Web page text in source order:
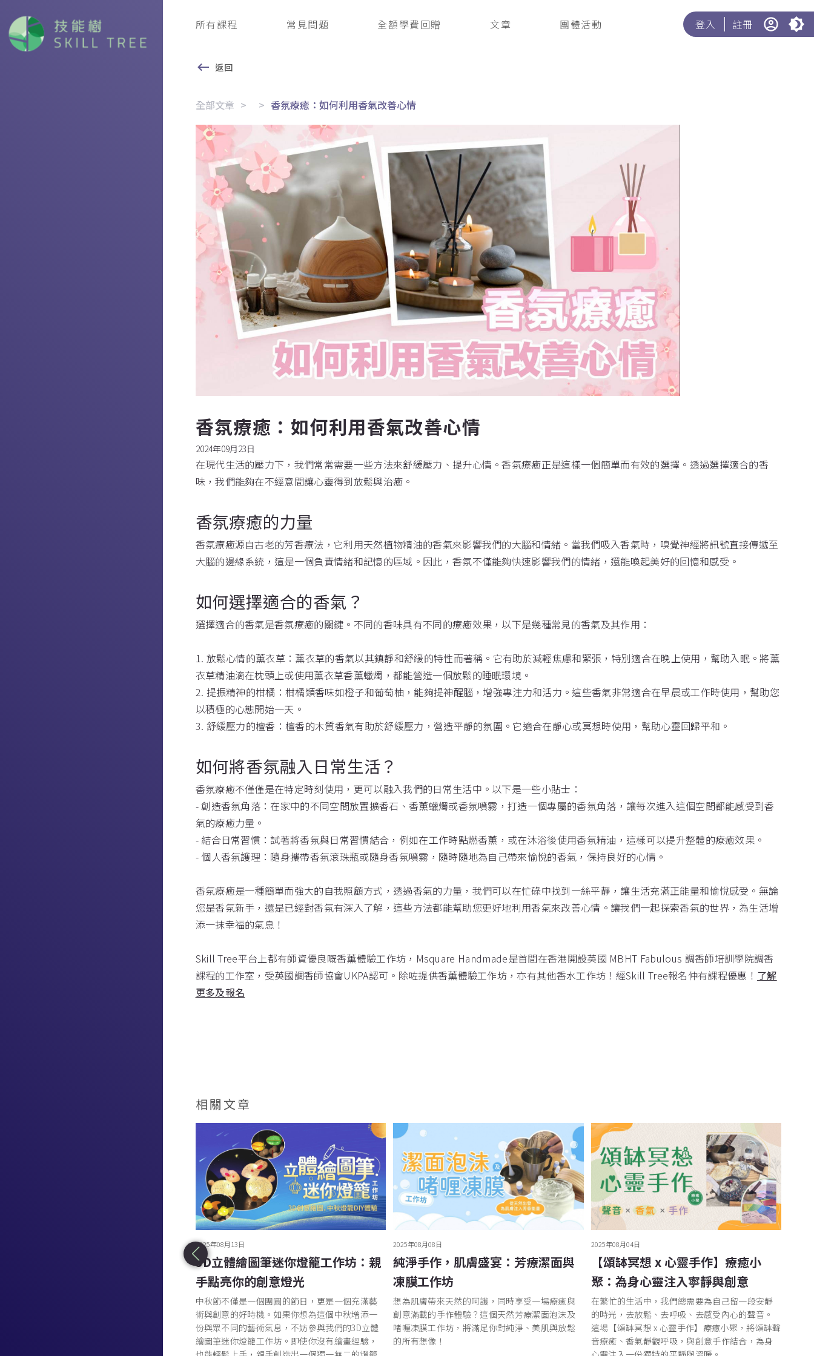
所有課程 常見問題 全額學費回贈 文章 團體活動 登入 註冊
返回
全部文章 香氛療癒：如何利用香氣改善心情
香氛療癒：如何利用香氣改善心情
2024年09月23日
在現代生活的壓力下，我們常常需要一些方法來舒緩壓力、提升心情。香氛療癒正是這樣一個簡單而有效的選擇。透過選擇適合的香
味，我們能夠在不經意間讓心靈得到放鬆與治癒。
香氛療癒的力量
香氛療癒源自古老的芳香療法，它利用天然植物精油的香氣來影響我們的大腦和情緒。當我們吸入香氣時，嗅覺神經將訊號直接傳遞至
大腦的邊緣系統，這是一個負責情緒和記憶的區域。因此，香氛不僅能夠快速影響我們的情緒，還能喚起美好的回憶和感受。
如何選擇適合的香氣？
選擇適合的香氣是香氛療癒的關鍵。不同的香味具有不同的療癒效果，以下是幾種常見的香氣及其作用：
1. 放鬆心情的薰衣草：薰衣草的香氣以其鎮靜和舒緩的特性而著稱。它有助於減輕焦慮和緊張，特別適合在晚上使用，幫助入眠。將薰
衣草精油滴在枕頭上或使用薰衣草香薰蠟燭，都能營造一個放鬆的睡眠環境。
2. 提振精神的柑橘：柑橘類香味如橙子和葡萄柚，能夠提神醒腦，增強專注力和活力。這些香氣非常適合在早晨或工作時使用，幫助您
以積極的心態開始一天。
3. 舒緩壓力的檀香：檀香的木質香氣有助於舒緩壓力，營造平靜的氛圍。它適合在靜心或冥想時使用，幫助心靈回歸平和。
如何將香氛融入日常生活？
香氛療癒不僅僅是在特定時刻使用，更可以融入我們的日常生活中。以下是一些小貼士：
- 創造香氛角落：在家中的不同空間放置擴香石、香薰蠟燭或香氛噴霧，打造一個專屬的香氛角落，讓每次進入這個空間都能感受到香
氣的療癒力量。
- 結合日常習慣：試著將香氛與日常習慣結合，例如在工作時點燃香薰，或在沐浴後使用香氛精油，這樣可以提升整體的療癒效果。
- 個人香氛護理：隨身攜帶香氛滾珠瓶或隨身香氛噴霧，隨時隨地為自己帶來愉悅的香氣，保持良好的心情。
香氛療癒是一種簡單而強大的自我照顧方式，透過香氣的力量，我們可以在忙碌中找到一絲平靜，讓生活充滿正能量和愉悅感受。無論
您是香氛新手，還是已經對香氛有深入了解，這些方法都能幫助您更好地利用香氣來改善心情。讓我們一起探索香氛的世界，為生活增
添一抹幸福的氣息！
Skill Tree平台上都有師資優良嘅香薰體驗工作坊，Msquare Handmade是首間在香港開設英國 MBHT Fabulous 調香師培訓學院調香
課程的工作室，受英國調香師協會UKPA認可。除咗提供香薰體驗工作坊，亦有其他香水工作坊！經Skill Tree報名仲有課程優惠！ 了解
更多及報名
相關文章
2025年08月13日
3D立體繪圖筆迷你燈籠工作坊：親
手點亮你的創意燈光
中秋節不僅是一個團圓的節日，更是一個充滿藝
術與創意的好時機。如果你想為這個中秋增添一
份與眾不同的藝術氣息，不妨參與我們的3D立體
繪圖筆迷你燈籠工作坊。即使你沒有繪畫經驗，
2025年08月08日
純淨手作，肌膚盛宴：芳療潔面與
凍膜工作坊
想為肌膚帶來天然的呵護，同時享受一場療癒與
創意滿載的手作體驗？這個天然芳療潔面泡沫及
啫喱凍膜工作坊，將滿足你對純淨、美肌與放鬆
的所有想像！
2025年08月04日
【頌缽冥想 x 心靈手作】療癒小
聚：為身心靈注入寧靜與創意
在繁忙的生活中，我們總需要為自己留一段安靜
的時光，去放鬆、去呼吸、去感受內心的聲音。
這場【頌缽冥想 x 心靈手作】療癒小聚，將頌缽聲
音療癒、香氣靜觀呼吸，與創意手作結合，為身